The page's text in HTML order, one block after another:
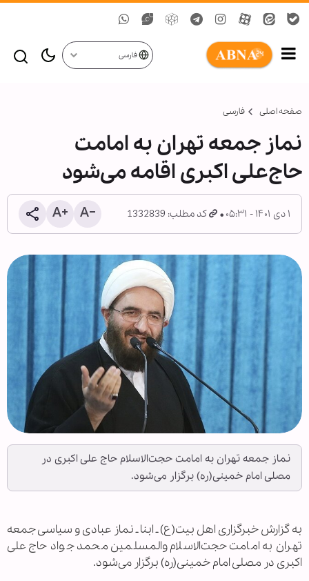
فارسی
صفحه اصلی فارسی
نماز جمعه تهران به امامت
حاج‌علی اکبری اقامه می‌شود
۱ دی ۱۴۰۱ - ۰۵:۳۱ کد مطلب: 1332839
نماز جمعه تهران به امامت حجت‌الاسلام حاج علی اکبری در
مصلی امام خمینی(ره) برگزار می‌شود.
به گزارش خبرگزاری اهل بیت(ع) ـ ابنا ـ نماز عبادی و سیاسی جمعه
تهران به امامت حجت‌الاسلام والمسلمین محمد جواد حاج علی
اکبری در مصلی امام خمینی(ره) برگزار می‌شود.